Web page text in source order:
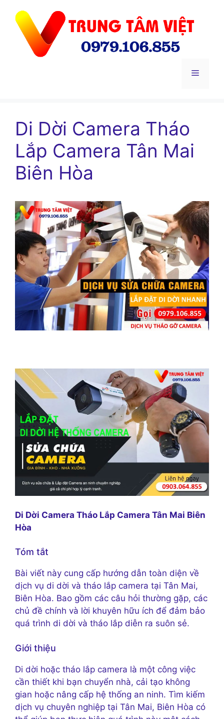
Menu
Di Dời Camera Tháo
Lắp Camera Tân Mai
Biên Hòa
Di Dời Camera Tháo Lắp Camera Tân Mai Biên
Hòa
Tóm tắt
Bài viết này cung cấp hướng dẫn toàn diện về
dịch vụ di dời và tháo lắp camera tại Tân Mai,
Biên Hòa. Bao gồm các câu hỏi thường gặp, các
chủ đề chính và lời khuyên hữu ích để đảm bảo
quá trình di dời và tháo lắp diễn ra suôn sẻ.
Giới thiệu
Di dời hoặc tháo lắp camera là một công việc
cần thiết khi bạn chuyển nhà, cải tạo không
gian hoặc nâng cấp hệ thống an ninh. Tìm kiếm
dịch vụ chuyên nghiệp tại Tân Mai, Biên Hòa có